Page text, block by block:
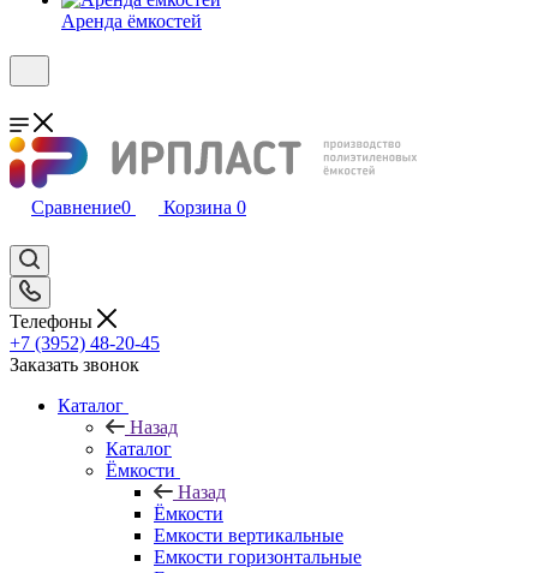
Аренда ёмкостей
Сравнение0 Корзина 0
Телефоны
+7 (3952) 48-20-45
Заказать звонок
Каталог
Назад
Каталог
Ёмкости
Назад
Ёмкости
Емкости вертикальные
Емкости горизонтальные